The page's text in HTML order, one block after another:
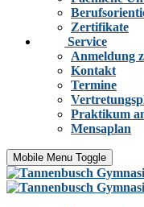
Zertifikate
Service
Anmeldung
Kontakt
Termine
Praktikum
Mensaplan
Mobile Menu Toggle